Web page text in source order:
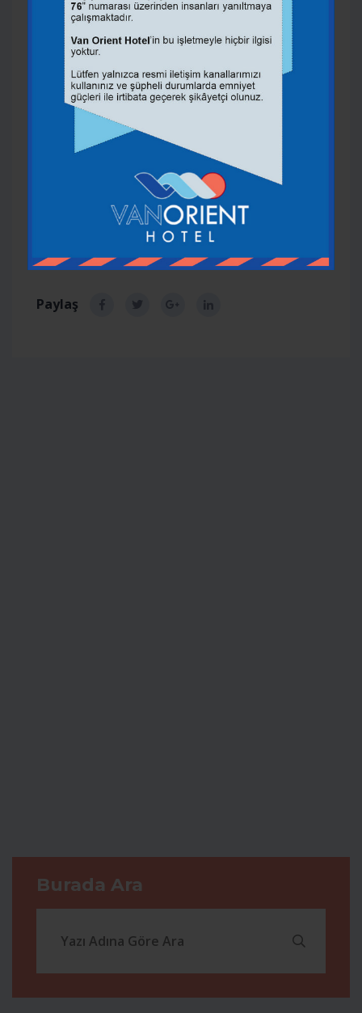
Hotel; kültürel gezi, doğa turizmi ve dinlenme
odaklı tatil planları için harika bir başlangıç
noktasıdır.
Sonuç: Konaklama Değil, Tam Anlamıyla Tatil
Van’a gelip sadece bir otelde kalmak yerine;
manzarası, kültürel doku, sosyal aktiviteler
ve doğayla uyumlu tasarımı bir arada
yaşamak istiyorsanız, Van Orient Hotel doğru
seçimdir. Van’da konaklamayı tatil deneyimine
dönüştürmek isteyen herkes için bu otel artık
sadece bir seçenek değil,bir yaşam alanı.
Paylaş
Burada Ara